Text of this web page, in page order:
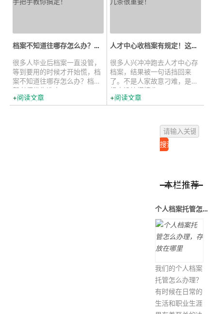
档案不知道往哪存怎么办？手把手教...
很多人毕业后档案一直没管，
等到要用的时候才开始慌，档
案不知道往哪存怎么办？档来
帮老师优先选户...
阅读文章
人才中心收档案有规定！这几条很重...
很多人兴冲冲跑去人才中心存
档案，结果被一句话挡回来
了。不是人家故意刁难，是你
根本没搞懂接收...
阅读文章
本栏推荐
个人档案托管怎么办理，存放在哪里
我们的个人档案
托管怎么办理？
有时候在日常的
生活和职业生涯